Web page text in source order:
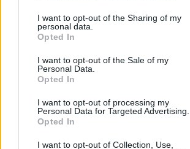
I want to opt-out of the Sharing of my
personal data.
Opted In
I want to opt-out of the Sale of my
Personal Data.
Opted In
I want to opt-out of processing my
Personal Data for Targeted Advertising.
Opted In
I want to opt-out of Collection, Use,
Related Posts